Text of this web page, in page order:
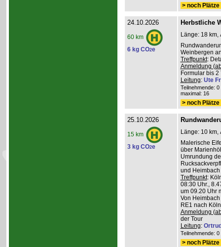
> noch
24.10.2026
60 km
6 kg CO2e
Herbstliche
Länge: 18 km,
Weinbergen
Treffpunkt:
Anmeldung
Formular bis 2
Leitung: Ute
Teilnehmende:
maximal: 16
> noch
25.10.2026
15 km
3 kg CO2e
Länge: 10 km,
Malerische
über
Umrundung
und
Treffpunkt:
08:30 Uhr.,
um 09.20 Uhr
Von
RE1 nach
Anmeldung
der Tour
Leitung:
Teilnehmende:
> noch